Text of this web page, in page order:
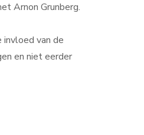
Arnon Grunberg.
invloed van de
en niet eerder